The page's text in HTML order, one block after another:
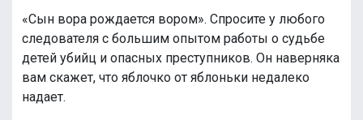
«Сын вора рождается вором». Спросите у любого
следователя с большим опытом работы о судьбе
детей убийц и опасных преступников. Он наверняка
вам скажет, что яблочко от яблоньки недалеко
надает.